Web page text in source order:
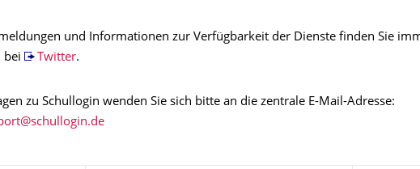
und Informationen zur Verfügbarkeit der Dienste finden Sie
bei
Twitter.
zu Schullogin wenden Sie sich bitte an die zentrale E-Mail-Adresse: